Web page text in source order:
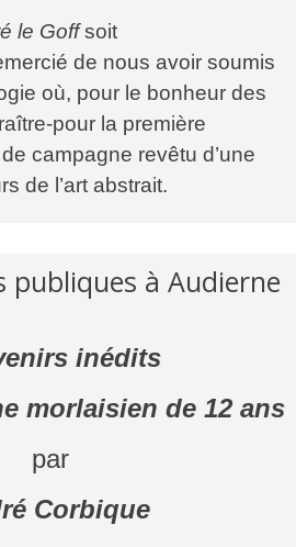
le Goffsoit
de nous avoir soumis
où, pour le bonheur des
pour la première
campagne revêtu d’une
de l’art abstrait.
publiques à Audierne
inédits
morlaisien de 12 ans
par
Corbique